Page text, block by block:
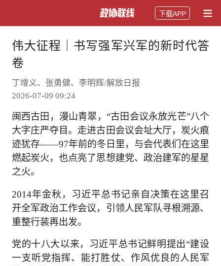
下载APP
伟大征程｜书写强军兴军的新时代答
卷
丁增义、张勇健、李明辉/解放日报
2026-07-09 09:24
闽西古田，漫山青翠，“古田会议永放光芒”八个
大字庄严夺目。走进古田会议会址大厅，炭火痕
迹犹存——97年前的冬日里，与会代表们在这里
燃起炭火，也点亮了思想建党、政治建军的星星
之火。
2014年金秋，习近平总书记亲自决策在这里召
开全军政治工作会议，引领人民军队寻根溯源、
重整行装再出发。
党的十八大以来，习近平总书记鲜明提出“建设
一支听党指挥、能打胜仗、作风优良的人民军